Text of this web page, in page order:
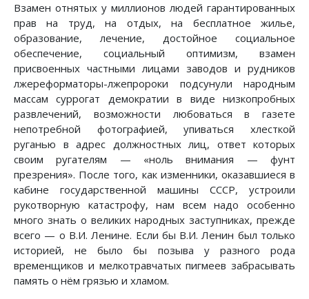
Взамен отнятых у миллионов людей гарантированных
прав на труд, на отдых, на бесплатное жилье,
образование, лечение, достойное социальное
обеспечение, социальный оптимизм, взамен
присвоенных частными лицами заводов и рудников
лжереформаторы-лжепророки подсунули народным
массам суррогат демократии в виде низкопробных
развлечений, возможности любоваться в газете
непотребной фотографией, упиваться хлесткой
руганью в адрес должностных лиц, ответ которых
своим ругателям — «ноль внимания — фунт
презрения». После того, как изменники, оказавшиеся в
кабине государственной машины СССР, устроили
рукотворную катастрофу, нам всем надо особенно
много знать о великих народных заступниках, прежде
всего — о В.И. Ленине. Если бы В.И. Ленин был только
историей, не было бы позыва у разного рода
временщиков и мелкотравчатых пигмеев забрасывать
память о нём грязью и хламом.